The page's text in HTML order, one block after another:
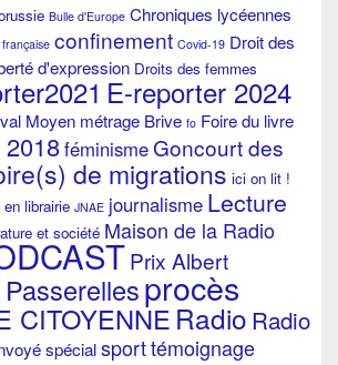
Bulle d'Europe Chroniques lycéennes
confinement Covid-19 Droit des
d'expression Droits des femmes
E-reporter 2024
Moyen métrage Brive fo Foire du livre
féminisme Goncourt des
de migrations ici on lit !
librairie JNAE journalisme Lecture
et société Maison de la Radio
Prix Albert
procès
CITOYENNE Radio Radio
spécialsporttémoignage